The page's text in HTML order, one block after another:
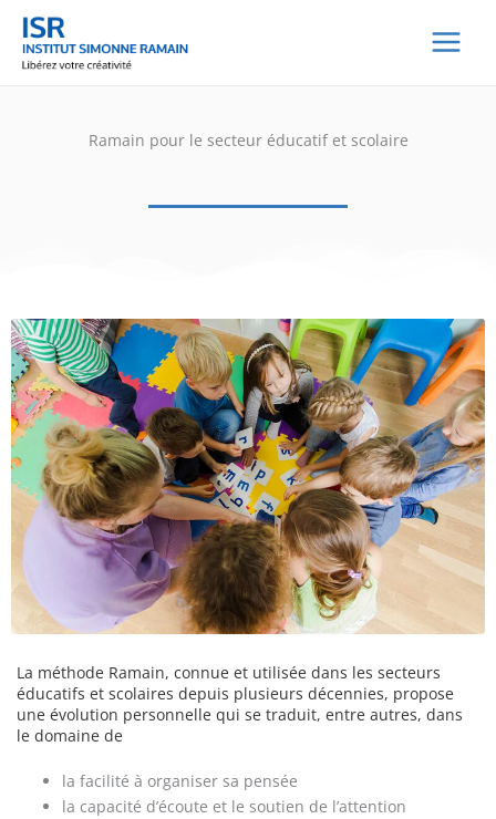
Aller
contenu
Ramain pour le secteur éducatif et scolaire
La méthode Ramain, connue et utilisée dans les secteurs
éducatifs et scolaires depuis plusieurs décennies, propose
une évolution personnelle qui se traduit, entre autres, dans
le domaine de
la facilité à organiser sa pensée
la capacité d’écoute et le soutien de l’attention